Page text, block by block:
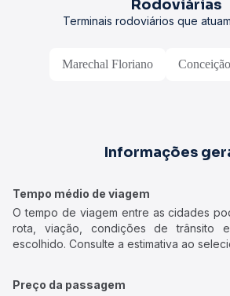
Rodoviárias
Terminais rodoviários que
Marechal Floriano
Informações
Tempo médio de viagem
O tempo de viagem entre as cidades
rota, viação, condições de trânsito
escolhido. Consulte a estimativa ao
Preço da passagem